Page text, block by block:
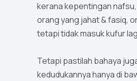
kerana kepentingan nafsu,
orang yang jahat & fasiq,
tetapi tidak masuk kufur
Tetapi pastilah bahaya
kedudukannya hanya di